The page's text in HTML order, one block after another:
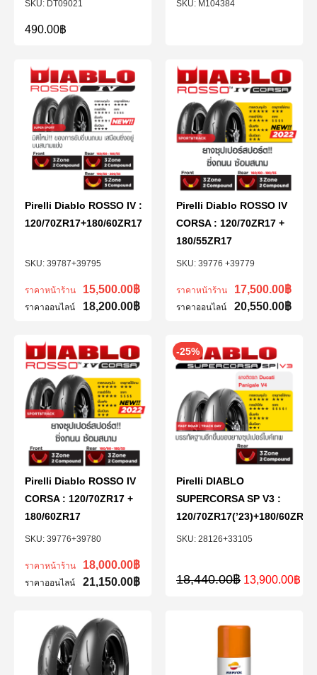
DT09021
490.00฿
M104384
39787+39795
Pirelli Diablo ROSSO IV :
120/70ZR17+180/60ZR17
ราคาหน้าร้าน 15,500.00฿
ราคาออนไลน์ 18,200.00฿
39776 +39779
Pirelli Diablo ROSSO IV
CORSA : 120/70ZR17 +
180/55ZR17
ราคาหน้าร้าน 17,500.00฿
ราคาออนไลน์ 20,550.00฿
39776+39780
Pirelli Diablo ROSSO IV
CORSA : 120/70ZR17 +
180/60ZR17
ราคาหน้าร้าน 18,000.00฿
ราคาออนไลน์ 21,150.00฿
-25%
28126+33105
Pirelli DIABLO
SUPERCORSA SP V3 :
120/70ZR17(’23)+180/
18,440.00฿ 13,900.00฿